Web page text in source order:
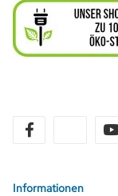
twitter
Informationen